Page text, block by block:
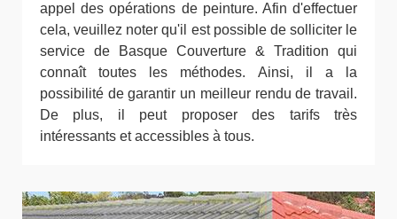
appel des opérations de peinture. Afin d'effectuer
cela, veuillez noter qu'il est possible de solliciter le
service de Basque Couverture & Tradition qui
connaît toutes les méthodes. Ainsi, il a la
possibilité de garantir un meilleur rendu de travail.
De plus, il peut proposer des tarifs très
intéressants et accessibles à tous.